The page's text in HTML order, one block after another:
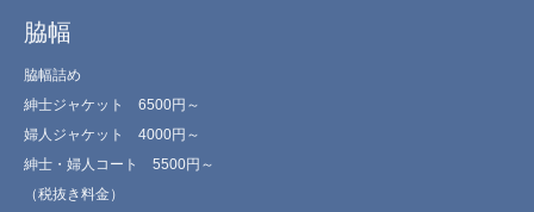
脇幅
脇幅詰め
紳士ジャケット 6500円～
婦人ジャケット 4000円～
紳士・婦人コート 5500円～
（税抜き料金）